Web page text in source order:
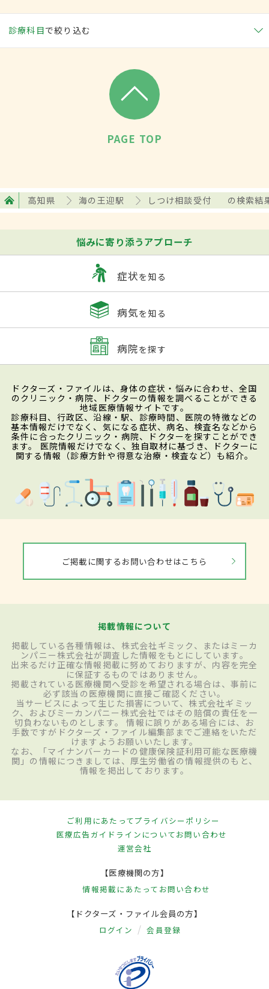
診療科目で絞り込む
PAGE TOP
高知県 海の王迎駅 しつけ相談受付 の検索結
悩みに寄り添うアプローチ
症状を知る
病気を知る
病院を探す
ドクターズ・ファイルは、身体の症状・悩みに合わせ、全国
のクリニック・病院、ドクターの情報を調べることができる
地域医療情報サイトです。
診療科目、行政区、沿線・駅、診療時間、医院の特徴などの
基本情報だけでなく、気になる症状、病名、検査名などから
条件に合ったクリニック・病院、ドクターを探すことができ
ます。 医院情報だけでなく、独自取材に基づき、ドクターに
関する情報（診療方針や得意な治療・検査など）も紹介。
ご掲載に関するお問い合わせはこちら
掲載情報について
掲載している各種情報は、株式会社ギミック、またはミーカ
ンパニー株式会社が調査した情報をもとにしています。
出来るだけ正確な情報掲載に努めておりますが、内容を完全
に保証するものではありません。
掲載されている医療機関へ受診を希望される場合は、事前に
必ず該当の医療機関に直接ご確認ください。
当サービスによって生じた損害について、株式会社ギミッ
ク、およびミーカンパニー株式会社ではその賠償の責任を一
切負わないものとします。 情報に誤りがある場合には、お
手数ですがドクターズ・ファイル編集部までご連絡をいただ
けますようお願いいたします。
なお、「マイナンバーカードの健康保険証利用可能な医療機
関」の情報につきましては、厚生労働省の情報提供のもと、
情報を掲出しております。
ご利用にあたってプライバシーポリシー
医療広告ガイドラインについてお問い合わせ
運営会社
【医療機関の方】
情報掲載にあたって お問い合わせ
【ドクターズ・ファイル会員の方】
ログイン 会員登録